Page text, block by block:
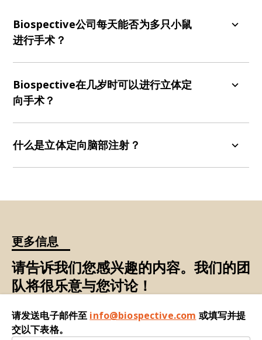
Biospective公司每天能否为多只小鼠
进行手术？
别的流程，用于执行这些复杂的程序。我们拥有多
种立体定向设备，以及多名具备此类手术专业知识
Biospective在几岁时可以进行立体定
向手术？
（P0-P1）、新生儿（P14至P21）、青少年、成年
什么是立体定向脑部注射？
区域。
更多信息
请告诉我们您感兴趣的内容。我们的团
队将很乐意与您讨论！
请发送电子邮件至 info@biospective.com 或填写并提
交以下表格。